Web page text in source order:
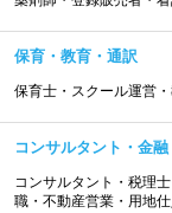
保育・教育・通訳
保育士・スクール運営
コンサルタント・金
コンサルタント・税理
職・不動産営業・用地